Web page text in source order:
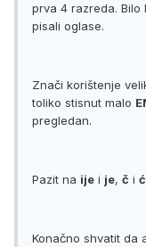
prva 4 razreda. Bilo
pisali oglase.
Znači korištenje
toliko stisnut malo
pregledan.
Pazit na ije i je, č i ć
Konačno shvatit da